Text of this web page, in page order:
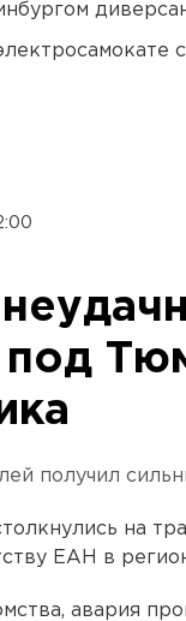
под
получил
на
ЕАН в
авария